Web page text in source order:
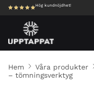
Hög kundnöjdhet!
Hem Våra produkter
– tömningsverktyg